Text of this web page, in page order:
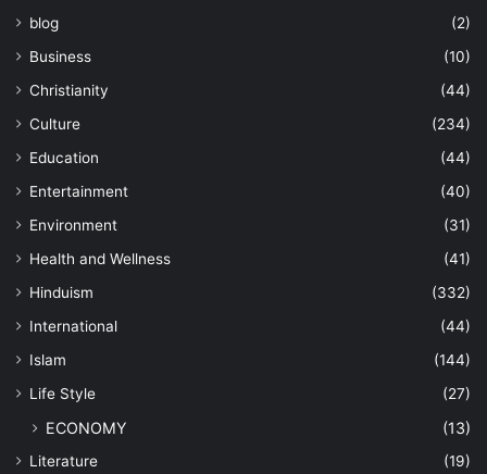
blog
(2)
Business
(10)
Christianity
(44)
Culture
(234)
Education
(44)
Entertainment
(40)
Environment
(31)
Health and Wellness
(41)
Hinduism
(332)
International
(44)
Islam
(144)
Life Style
(27)
ECONOMY (13)
Literature
(19)